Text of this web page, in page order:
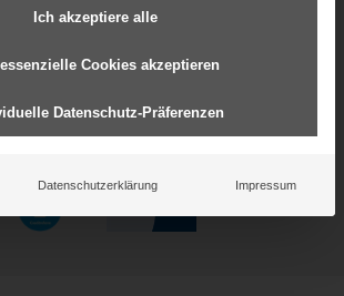
Partnerschaften für
Erfolg
Ich akzeptiere alle
Cookies akzeptieren
Datenschutz-Präferenzen
Datenschutzerklärung Impressum